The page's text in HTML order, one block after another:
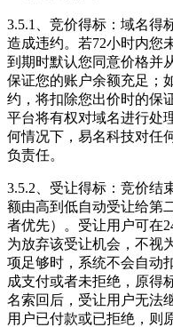
3.5.1、竞价得标：域名得
造成违约。若72小时内您
到期时默认您同意价格并
保证您的账户余额充足；
约，将扣除您出价时的保
平台将有权对域名进行处
何情况下，易名科技对任
负责任。
3.5.2、受让得标：竞价结
额由高到低自动受让给第
者优先）。受让用户可在
为放弃该受让机会，不视
项足够时，系统不会自动
成支付或者未拒绝，原得
名索回后，受让用户无法
用户已付款或已拒绝，则